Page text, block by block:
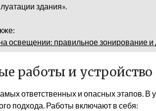
здания».
освещении: правильное зонирование
работы и устройство
ответственных и опасных этапов. В
подхода. Работы включают в себя: